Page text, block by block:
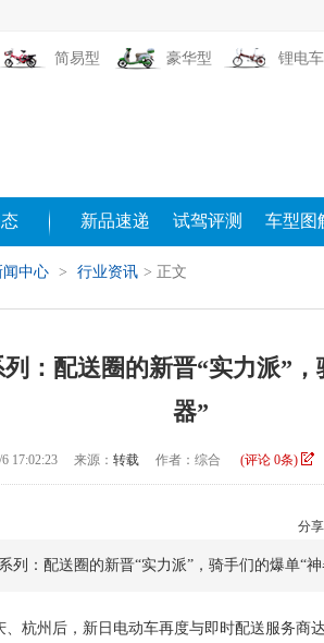
简易型 豪华型 锂电车
新品速递 试驾评测 车型图
闻中心 > 行业资讯 > 正文
：配送圈的新晋“实力派”
器”
分
17:02:23 来源： 转载 作者：综合 (评论 0条)
列：配送圈的新晋“实力派”，骑手们的爆单“神
、杭州后，新日电动车再度与即时配送服务商